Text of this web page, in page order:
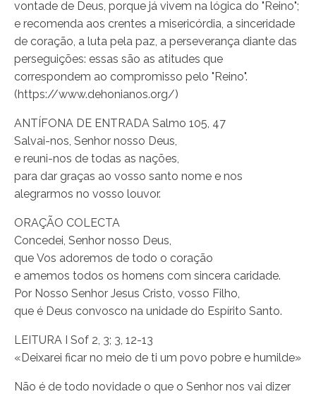
vontade de Deus, porque já vivem na lógica do "Reino";
e recomenda aos crentes a misericórdia, a sinceridade
de coração, a luta pela paz, a perseverança diante das
perseguições: essas são as atitudes que
correspondem ao compromisso pelo "Reino".
(https://www.dehonianos.org/)
ANTÍFONA DE ENTRADA Salmo 105, 47
Salvai-nos, Senhor nosso Deus,
e reuni-nos de todas as nações,
para dar graças ao vosso santo nome e nos
alegrarmos no vosso louvor.
ORAÇÃO COLECTA
Concedei, Senhor nosso Deus,
que Vos adoremos de todo o coração
e amemos todos os homens com sincera caridade.
Por Nosso Senhor Jesus Cristo, vosso Filho,
que é Deus convosco na unidade do Espírito Santo.
LEITURA I Sof 2, 3; 3, 12-13
«Deixarei ficar no meio de ti um povo pobre e humilde»
Não é de todo novidade o que o Senhor nos vai dizer